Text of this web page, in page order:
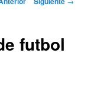
futbol